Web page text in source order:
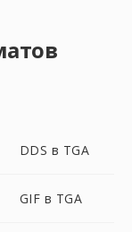
DDS в TGA
GIF в TGA